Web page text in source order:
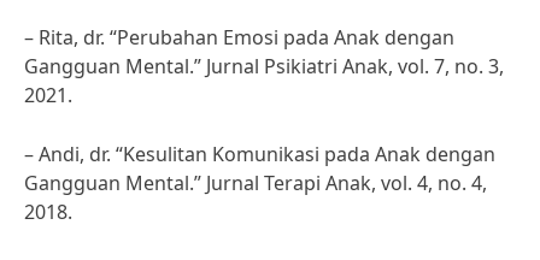
– Rita, dr. “Perubahan Emosi pada Anak dengan
Gangguan Mental.” Jurnal Psikiatri Anak, vol. 7, no. 3,
2021.
– Andi, dr. “Kesulitan Komunikasi pada Anak dengan
Gangguan Mental.” Jurnal Terapi Anak, vol. 4, no. 4,
2018.